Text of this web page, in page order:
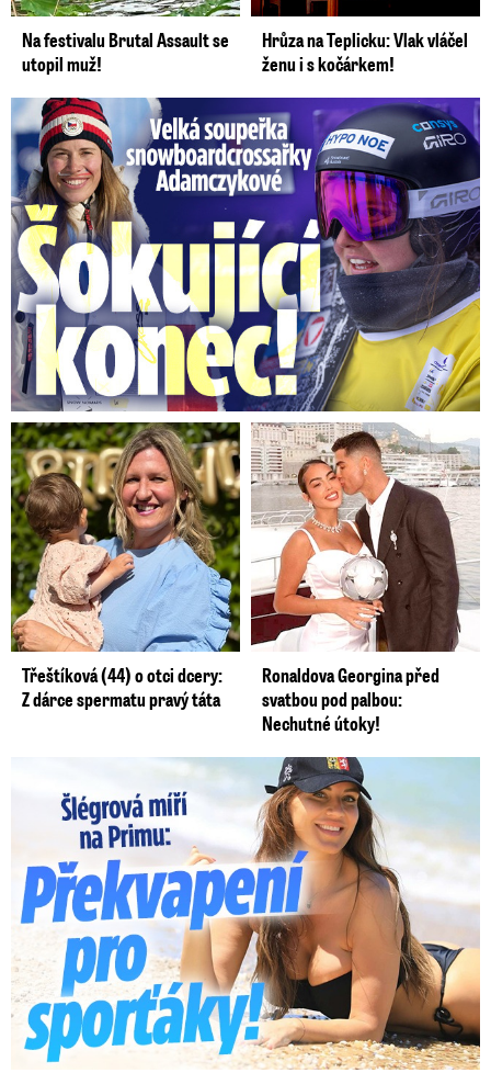
Třeštíková (44) o otci dcery:
Z dárce spermatu pravý táta
Ronaldova Georgina před
svatbou pod palbou:
Nechutné útoky!
Lucie Šlégrová míří na Primu. Překvapení pro sporťáky!
Smrtelný pád chlapce: Matka vydala vyjádření na 16 stran